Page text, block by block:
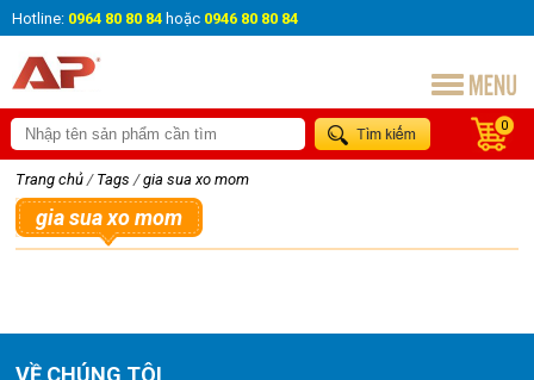
Hotline: 0964 80 80 84 hoặc 0946 80 80 84
0
Trang chủ / Tags / gia sua xo mom
gia sua xo mom
VỀ CHÚNG TÔI